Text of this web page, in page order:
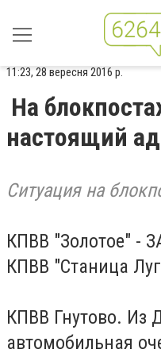
11:23, 28 вересня 2016 р.
На
настоящий ад
Ситуация на
КПВВ "Золотое" -
КПВВ "Станица
КПВВ Гнутово. Из
автомобильная